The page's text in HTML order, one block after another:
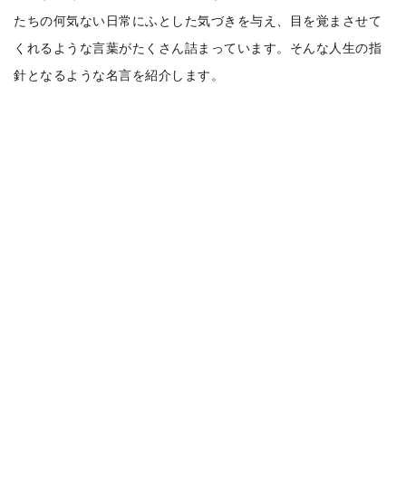
たちの何気ない日常にふとした気づきを与え、目を覚まさせて
くれるような言葉がたくさん詰まっています。そんな人生の指
針となるような名言を紹介します。